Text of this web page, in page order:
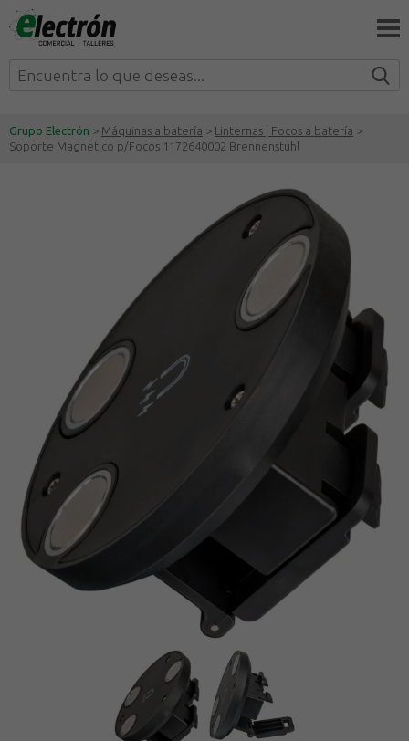
Grupo Electrón > Máquinas a batería > Linternas | Focos a batería >
Soporte Magnetico p/Focos 1172640002 Brennenstuhl